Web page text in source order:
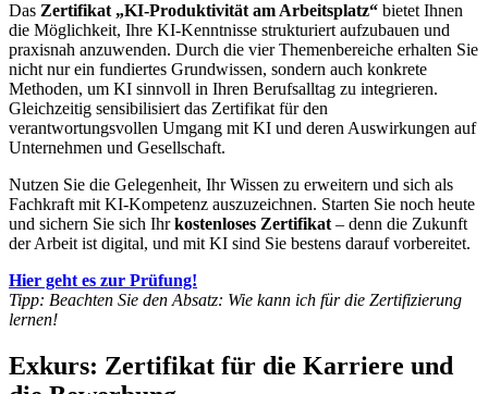
Das Zertifikat „KI-Produktivität am Arbeitsplatz“ bietet Ihnen
die Möglichkeit, Ihre KI-Kenntnisse strukturiert aufzubauen und
praxisnah anzuwenden. Durch die vier Themenbereiche erhalten Sie
nicht nur ein fundiertes Grundwissen, sondern auch konkrete
Methoden, um KI sinnvoll in Ihren Berufsalltag zu integrieren.
Gleichzeitig sensibilisiert das Zertifikat für den
verantwortungsvollen Umgang mit KI und deren Auswirkungen auf
Unternehmen und Gesellschaft.
Nutzen Sie die Gelegenheit, Ihr Wissen zu erweitern und sich als
Fachkraft mit KI-Kompetenz auszuzeichnen. Starten Sie noch heute
und sichern Sie sich Ihrkostenloses Zertifikat – denn die Zukunft
der Arbeit ist digital, und mit KI sind Sie bestens darauf vorbereitet.
Hier geht es zur Prüfung!
Tipp: Beachten Sie den Absatz: Wie kann ich für die Zertifizierung
lernen!
Exkurs: Zertifikat für die Karriere und